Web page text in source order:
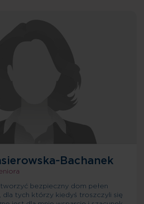
Bachanek
bezpieczny dom pełen
dla tych którzy kiedyś troszczyli się